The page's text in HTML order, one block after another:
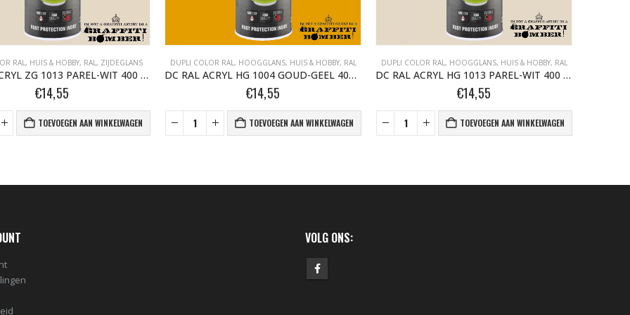
RAL , HUIS & HOBBY, RAL , ZIJDEGLANS
DC RAL ACRYL ZG 1013 PAREL-WIT 400 ML
€14,55
TOEVOEGEN AAN WINKELWAGEN
DUPLI COLOR RAL , HOOGGLANS, HUIS & HOBBY, RAL
DC RAL ACRYL HG 1004 GOUD-GEEL 400 ML
€14,55
TOEVOEGEN AAN WINKELWAGEN
DUPLI COLOR RAL , HOOGGLANS, HUIS & HOBBY, RAL
DC RAL ACRYL HG 1013 PAREL-WIT 400 ML
€14,55
TOEVOEGEN AAN WINKELWAGEN
VOLG ONS: